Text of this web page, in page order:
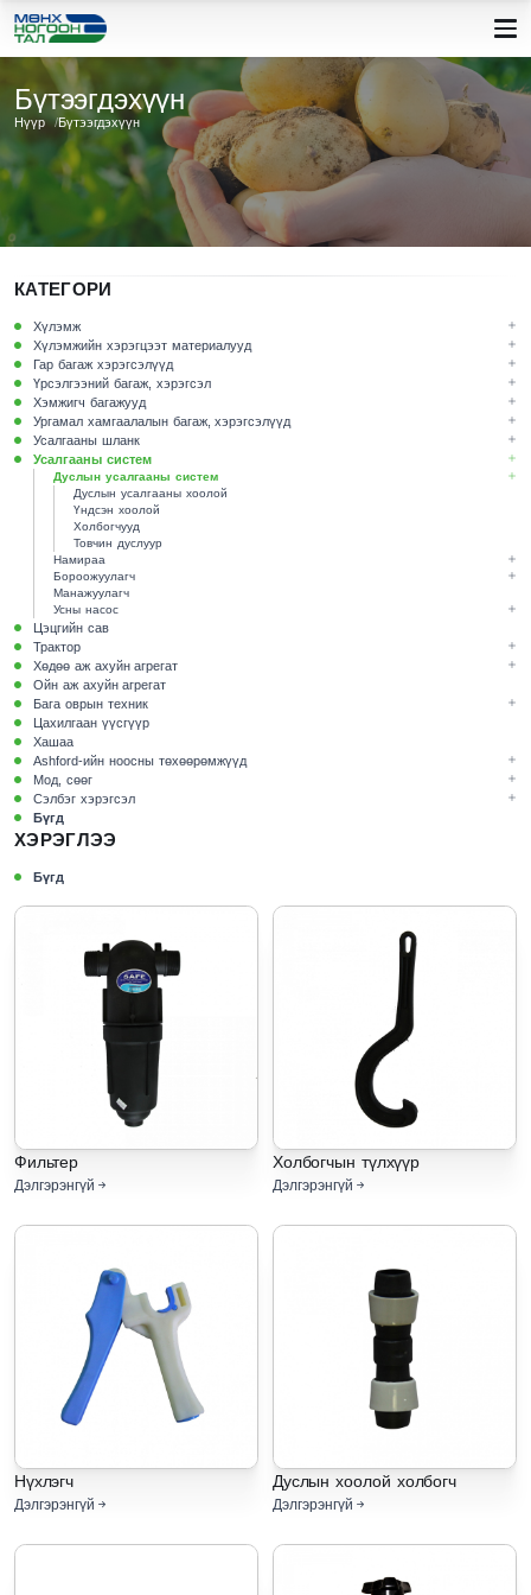
Бүтээгдэхүүн
Нүүр Бүтээгдэхүүн
КАТЕГОРИ
Хүлэмж
Хүлэмжийн хэрэгцээт материалууд
Гар багаж хэрэгсэлүүд
Үрсэлгээний багаж, хэрэгсэл
Хэмжигч багажууд
Ургамал хамгаалалын багаж, хэрэгсэлүүд
Усалгааны шланк
Усалгааны систем
Дуслын усалгааны систем
Дуслын усалгааны хоолой
Үндсэн хоолой
Холбогчууд
Товчин дуслуур
Намираа
Бороожуулагч
Манажуулагч
Усны насос
Цэцгийн сав
Трактор
Хөдөө аж ахуйн агрегат
Ойн аж ахуйн агрегат
Бага оврын техник
Цахилгаан үүсгүүр
Хашаа
Ashford-ийн ноосны төхөөрөмжүүд
Мод, сөөг
Сэлбэг хэрэгсэл
Бүгд
ХЭРЭГЛЭЭ
Бүгд
Фильтер
Дэлгэрэнгүй
Холбогчын түлхүүр
Дэлгэрэнгүй
Нүхлэгч
Дэлгэрэнгүй
Дуслын хоолой холбогч
Дэлгэрэнгүй